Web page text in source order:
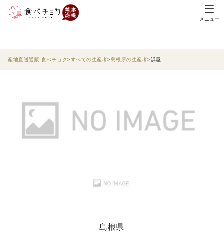
メニュー
産地直送通販 食べチョク すべての生産者 島根県の生産者 浜屋
島根県